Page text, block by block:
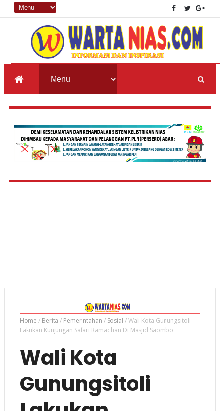
Home / Berita / Pemerintahan / Sosial /Wali Kota Gunungsitoli
Lakukan Kunjungan Safari Ramadhan Di Masjid Saombo
Wali Kota
Gunungsitoli